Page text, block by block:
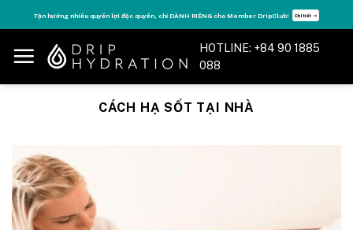
to
content
Tận hưởng nhiều quyền lợi độc quyền, chỉ DÀNH RIÊNG cho Member DripClub! Chi tiết ➝
HOTLINE: +84 90 1885
088
CÁCH HẠ SỐT TẠI NHÀ